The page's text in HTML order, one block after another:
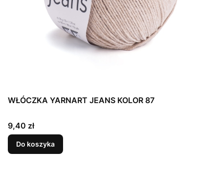
WŁÓCZKA YARNART JEANS KOLOR 87
Cena
9,40 zł
Do koszyka